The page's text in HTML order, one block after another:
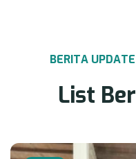
BERITA UPDATE
List Ber